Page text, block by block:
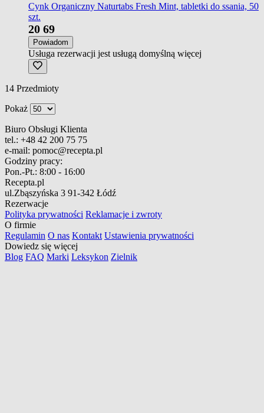
Cynk Organiczny Naturtabs Fresh Mint, tabletki do ssania, 50
szt.
20 69
Powiadom
Usługa rezerwacji jest usługą domyślną więcej
14 Przedmioty
Pokaż
Biuro Obsługi Klienta
tel.: +48 42 200 75 75
e-mail: pomoc@recepta.pl
Godziny pracy:
Pon.-Pt.: 8:00 - 16:00
Recepta.pl
ul.Zbąszyńska 3 91-342 Łódź
Rezerwacje
Polityka prywatności Reklamacje i zwroty
O firmie
Regulamin O nas Kontakt Ustawienia prywatności
Dowiedz się więcej
Blog FAQ Marki Leksykon Zielnik